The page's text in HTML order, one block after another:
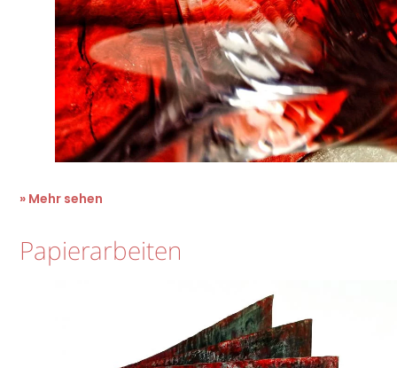
» Mehr sehen
Papierarbeiten